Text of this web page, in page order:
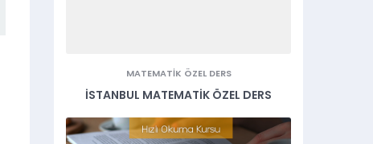
MATEMATIK ÖZEL DERS
İSTANBUL MATEMATIK ÖZEL DERS